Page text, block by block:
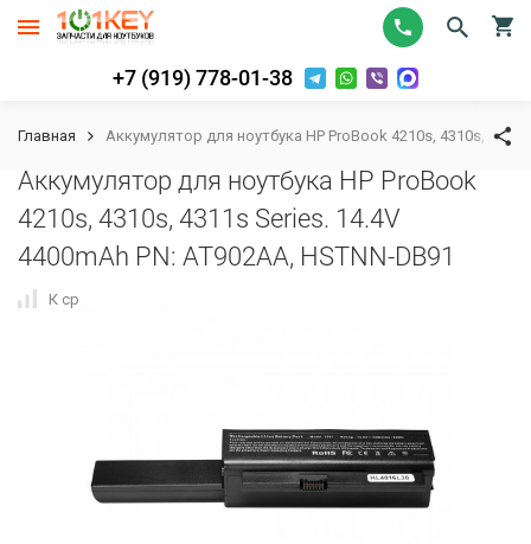
+7 (919) 778-01-38
Главная Аккумулятор для ноутбука HP ProBook 4210s, 4310s,
Аккумулятор для ноутбука HP ProBook
4210s, 4310s, 4311s Series. 14.4V
4400mAh PN: AT902AA, HSTNN-DB91
К сравнению